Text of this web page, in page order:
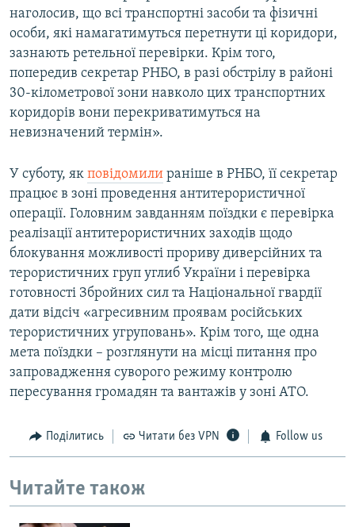
наголосив, що всі транспортні засоби та фізичні
особи, які намагатимуться перетнути ці коридори,
зазнають ретельної перевірки. Крім того,
попередив секретар РНБО, в разі обстрілу в районі
30-кілометрової зони навколо цих транспортних
коридорів вони перекриватимуться на
невизначений термін».
У суботу, як повідомили раніше в РНБО, її секретар
працює в зоні проведення антитерористичної
операції. Головним завданням поїздки є перевірка
реалізації антитерористичних заходів щодо
блокування можливості прориву диверсійних та
терористичних груп углиб України і перевірка
готовності Збройних сил та Національної гвардії
дати відсіч «агресивним проявам російських
терористичних угруповань». Крім того, ще одна
мета поїздки – розглянути на місці питання про
запровадження суворого режиму контролю
пересування громадян та вантажів у зоні АТО.
Поділитись Читати без VPN Follow us
Читайте також